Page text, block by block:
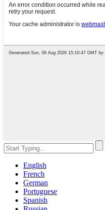
English
French
German
Portuguese
Spanish